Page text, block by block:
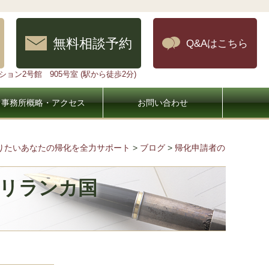
無料相談予約 Q&Aはこちら
ョン2号館 905号室 (駅から徒歩2分)
事務所概略・アクセス お問い合わせ
いあなたの帰化を全力サポート > ブログ > 帰化申請者の
ランカ国